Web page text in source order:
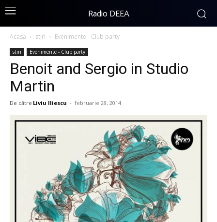
Radio DEEA
Acasă stiri Evenimente - Club party
stiri Evenimente - Club party
Benoit and Sergio in Studio
Martin
De către Liviu Iliescu - februarie 28, 2014